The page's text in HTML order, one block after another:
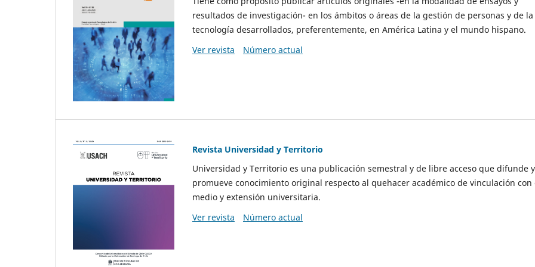
resultados de investigación- en los ámbitos o áreas de la gestión de personas y de la
tecnología desarrollados, preferentemente, en América Latina y el mundo hispano.
Ver revista
Número actual
Revista Universidad y Territorio
Universidad y Territorio es una publicación semestral y de libre acceso que difunde y
promueve conocimiento original respecto al quehacer académico de vinculación con
medio y extensión universitaria.
Ver revista
Número actual